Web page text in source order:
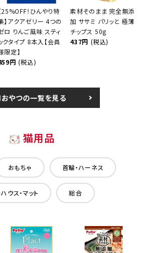
25%OFF！ひんやり特
】アクアゼリー 4つの
ロ りんご風味 スティ
クタイプ 8本入【会員
限定】
円 (税込)
素材そのまま 完全無添
加 ササミ パリッと 極薄
チップス 50g
437円 (税込)
やつの一覧を見る
猫用品
おもちゃ 首輪・ハーネス
ウス・マット 総合